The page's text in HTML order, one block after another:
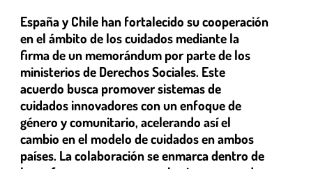
España y Chile han fortalecido su cooperación
en el ámbito de los cuidados mediante la
firma de un memorándum por parte de los
ministerios de Derechos Sociales. Este
acuerdo busca promover sistemas de
cuidados innovadores con un enfoque de
género y comunitario, acelerando así el
cambio en el modelo de cuidados en ambos
países. La colaboración se enmarca dentro de